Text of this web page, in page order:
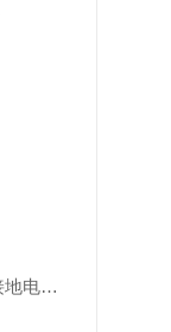
土壤电阻率测试仪/接地电阻测试仪